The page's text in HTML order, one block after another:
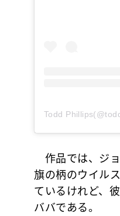
Todd
作品では、ジ
旗の柄のウイル
ているけれど、
ババである。